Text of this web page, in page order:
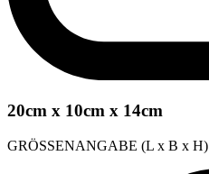
20cm x 10cm x 14cm
GRÖSSENANGABE (L x B x H)